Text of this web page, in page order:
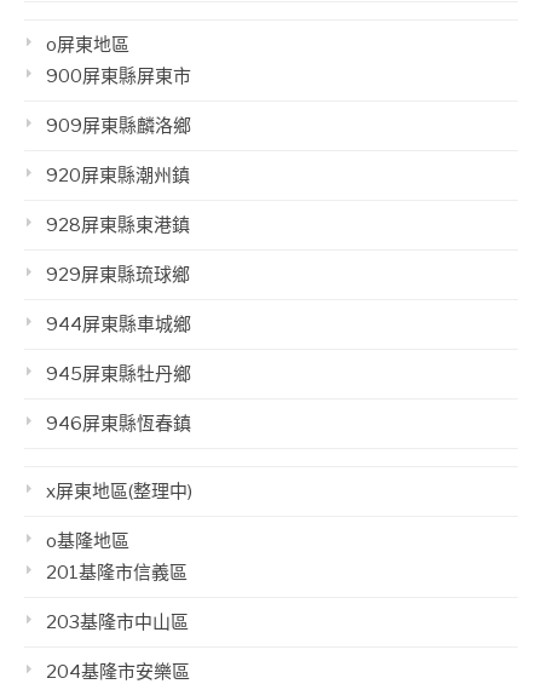
o屏東地區
900屏東縣屏東市
909屏東縣麟洛鄉
920屏東縣潮州鎮
928屏東縣東港鎮
929屏東縣琉球鄉
944屏東縣車城鄉
945屏東縣牡丹鄉
946屏東縣恆春鎮
x屏東地區(整理中)
o基隆地區
201基隆市信義區
203基隆市中山區
204基隆市安樂區